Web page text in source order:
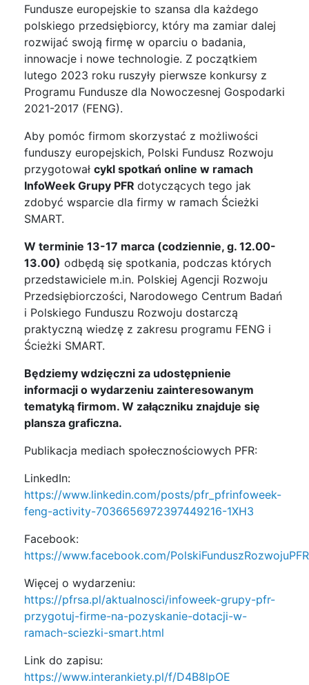
Fundusze europejskie to szansa dla każdego
polskiego przedsiębiorcy, który ma zamiar dalej
rozwijać swoją firmę w oparciu o badania,
innowacje i nowe technologie. Z początkiem
lutego 2023 roku ruszyły pierwsze konkursy z
Programu Fundusze dla Nowoczesnej Gospodarki
2021-2017 (FENG).
Aby pomóc firmom skorzystać z możliwości
funduszy europejskich, Polski Fundusz Rozwoju
przygotował cykl spotkań online w ramach
InfoWeek Grupy PFR dotyczących tego jak
zdobyć wsparcie dla firmy w ramach Ścieżki
SMART.
W terminie 13-17 marca (codziennie, g. 12.00-
13.00) odbędą się spotkania, podczas których
przedstawiciele m.in. Polskiej Agencji Rozwoju
Przedsiębiorczości, Narodowego Centrum Badań
i Polskiego Funduszu Rozwoju dostarczą
praktyczną wiedzę z zakresu programu FENG i
Ścieżki SMART.
Będziemy wdzięczni za udostępnienie
informacji o wydarzeniu zainteresowanym
tematyką firmom. W załączniku znajduje się
plansza graficzna.
Publikacja mediach społecznościowych PFR:
LinkedIn:
https://www.linkedin.com/posts/pfr_pfrinfoweek-
feng-activity-7036656972397449216-1XH3
Facebook:
https://www.facebook.com/
Więcej o wydarzeniu:
https://pfrsa.pl/aktualnosci/infoweek-grupy-pfr-
przygotuj-firme-na-pozyskanie-dotacji-w-
ramach-sciezki-smart.html
Link do zapisu:
https://www.interankiety.pl/f/D4B8lpOE